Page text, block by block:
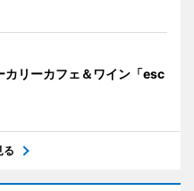
カリーカフェ＆ワイン「esc
る